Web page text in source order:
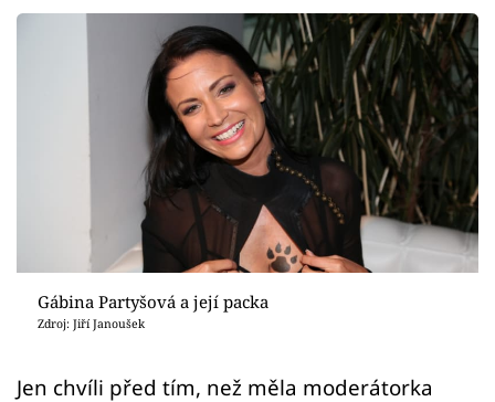
Showbyznys
Sex a vztahy
Videa
Sledujte prima+
Přihlášení
Gábina Partyšová a její packa
Zdroj: Jiří Janoušek
Jen chvíli před tím, než měla moderátorka